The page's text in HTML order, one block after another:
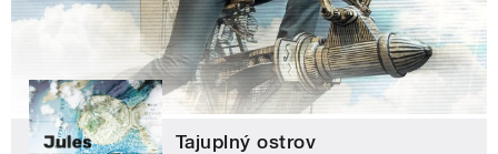
Tajuplný ostrov